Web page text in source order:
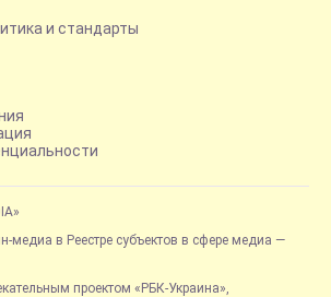
и стандарты
медиа в Реестре субъектов в сфере медиа —
проектом «РБК-Украина»,